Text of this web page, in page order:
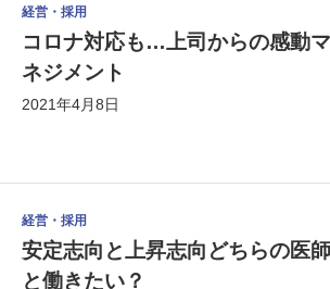
経営・採用
コロナ対応も…上司からの感動マ
ネジメント
2021年4月8日
経営・採用
安定志向と上昇志向どちらの医師
と働きたい？